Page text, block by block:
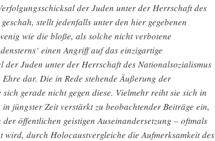
der Juden unter der Herrschaft des
stellt jedenfalls unter den hier gegebenen
wie die bloße, als solche nicht verbotene
einen Angriff auf das einzigartige
der Juden unter der Herrschaft des Nationalsozialismus
dar. Die in Rede stehende Äußerung der
gerade nicht gegen diese. Vielmehr reiht sie sich in
jüngster Zeit verstärkt zu beobachtender Beiträge ein,
der öffentlichen geistigen Auseinandersetzung – oftmals
wird, durch Holocaustvergleiche die Aufmerksamkeit des